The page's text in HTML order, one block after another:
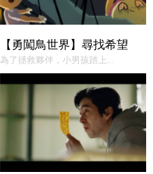
【勇闖鳥世界】尋找希望
為了拯救夥伴，小男孩踏上...